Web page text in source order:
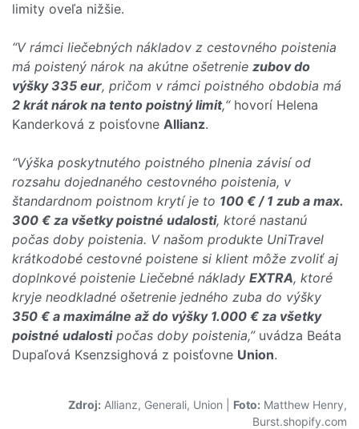
limity oveľa nižšie.
“V rámci liečebných nákladov z cestovného poistenia
má poistený nárok na akútne ošetrenie zubov do
výšky 335 eur, pričom v rámci poistného obdobia má
2 krát nárok na tento poistný limit,“ hovorí Helena
Kanderková z poisťovne Allianz.
“Výška poskytnutého poistného plnenia závisí od
rozsahu dojednaného cestovného poistenia, v
štandardnom poistnom krytí je to 100 € / 1 zub a max.
300 € za všetky poistné udalosti, ktoré nastanú
počas doby poistenia. V našom produkte UniTravel
krátkodobé cestovné poistene si klient môže zvoliť aj
doplnkové poistenie Liečebné náklady EXTRA, ktoré
kryje neodkladné ošetrenie jedného zuba do výšky
350 € a maximálne až do výšky 1.000 € za všetky
poistné udalostipočas doby poistenia,”uvádza Beáta
Dupaľová Ksenzsighová z poisťovne Union.
Zdroj: Allianz, Generali, Union Foto: Matthew Henry,
Burst.shopify.com